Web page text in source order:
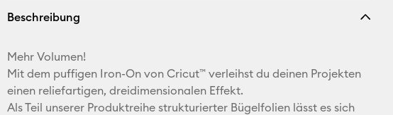
Adresse
Pinterest
Beschreibung
Mehr Volumen!
Mit dem puffigen Iron-On von Cricut™ verleihst du deinen Projekten
einen reliefartigen, dreidimensionalen Effekt.
Als Teil unserer Produktreihe strukturierter Bügelfolien lässt es sich